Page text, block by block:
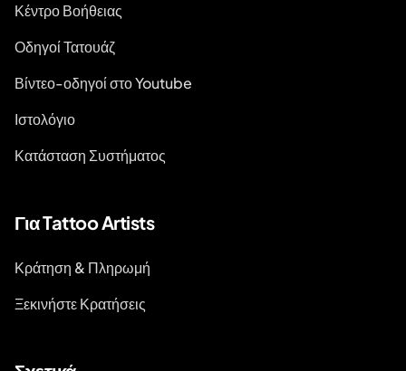
Κέντρο Βοήθειας
Οδηγοί Τατουάζ
Βίντεο-οδηγοί στο Youtube
Ιστολόγιο
Κατάσταση Συστήματος
Για Tattoo Artists
Κράτηση & Πληρωμή
Ξεκινήστε Κρατήσεις